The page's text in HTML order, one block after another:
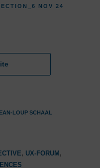
NOV 24
LOUP SCHAAL
, UX-FORUM ,